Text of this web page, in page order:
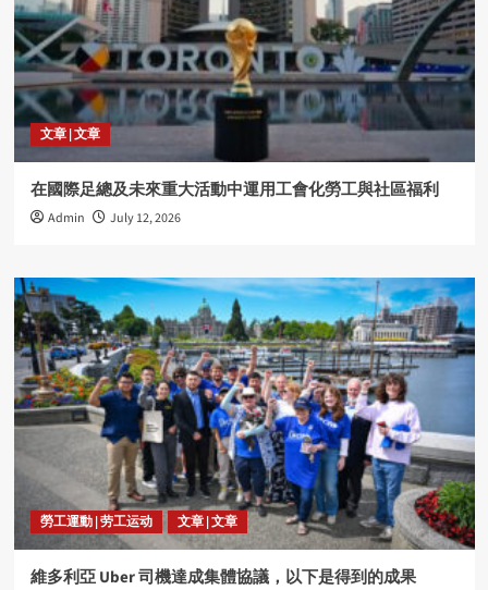
文章 | 文章
在國際足總及未來重大活動中運用工會化勞工與社區福利
Admin July 12, 2026
勞工運動 | 劳工运动 文章 | 文章
維多利亞 Uber 司機達成集體協議，以下是得到的成果